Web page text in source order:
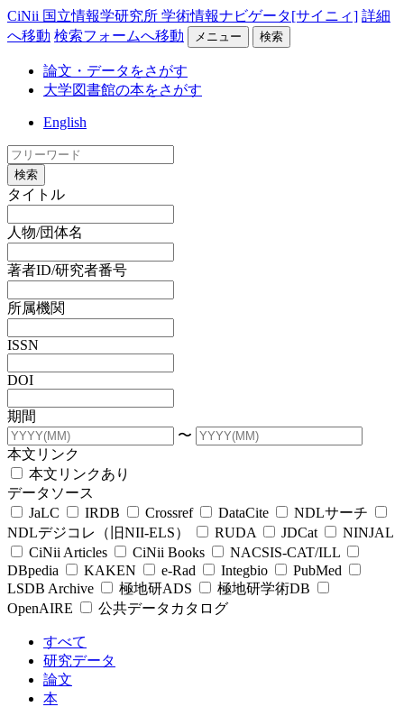
CiNii 国立情報学研究所 学術情報ナビゲータ[サイニィ] 詳細
へ移動 検索フォームへ移動 メニュー 検索
論文・データをさがす
大学図書館の本をさがす
English
検索
タイトル
人物/団体名
著者ID/研究者番号
所属機関
ISSN
DOI
期間
〜
本文リンク
本文リンクあり
データソース
JaLC
IRDB Crossref DataCite
NDLサーチ
NDLデジコレ（旧NII-ELS）
RUDA JDCat
NINJAL
CiNii Articles
CiNii Books
NACSIS-CAT/ILL
DBpedia
KAKEN e-Rad Integbio
PubMed
LSDB Archive
極地研ADS
極地研学術DB
OpenAIRE
公共データカタログ
すべて
研究データ
論文
本